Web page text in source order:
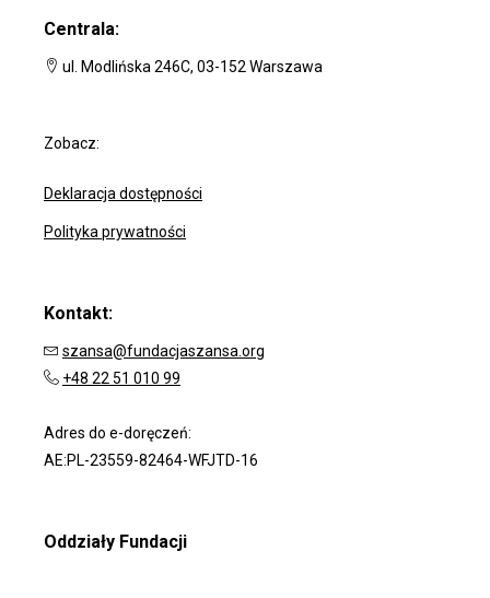
Centrala:
ul. Modlińska 246C, 03-152 Warszawa
Zobacz:
Deklaracja dostępności
Polityka prywatności
Kontakt:
szansa@fundacjaszansa.org
+48 22 51 010 99
Adres do e-doręczeń:
AE:PL-23559-82464-WFJTD-16
Oddziały Fundacji